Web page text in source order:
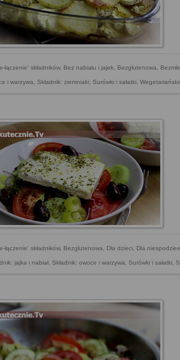
łączenie' składników, Bez nabiału i jajek, Bezglutenowa,
i warzywa, Składnik: ziemniaki, Surówki i sałatki,
łączenie' składników, Bezglutenowa, Dla dzieci, Dla
jajka i nabiał, Składnik: owoce i warzywa, Surówki i sałatki,